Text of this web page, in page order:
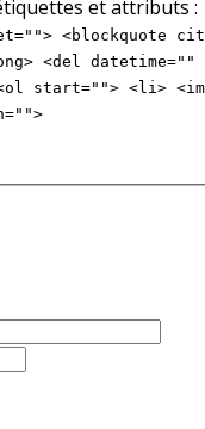
et attributs :
<blockquote
<del
start=""> <li>